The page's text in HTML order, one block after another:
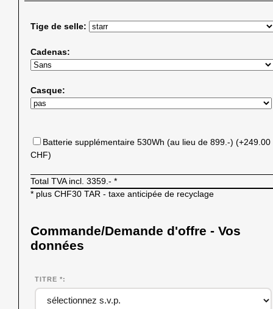
Tige de selle:
Cadenas:
Casque:
Batterie supplémentaire 530Wh (au lieu de 899.-) (+249.00
CHF)
Total TVA incl.3359.- *
* plus CHF30 TAR - taxe anticipée de recyclage
Commande/Demande d'offre - Vos
données
TITRE *